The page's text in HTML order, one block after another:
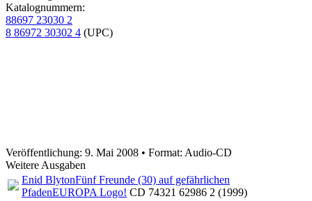
Katalognummern:
88697 23030 2
8 86972 30302 4 (UPC)
Veröffentlichung: 9. Mai 2008 • Format: Audio-CD
Weitere Ausgaben
Enid BlytonFünf Freunde (30) auf gefährlichen
PfadenEUROPA Logo! CD 74321 62986 2 (1999)